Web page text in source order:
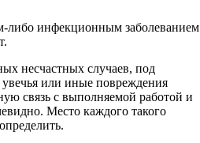
либо инфекционным заболеванием
несчастных случаев, под
или иные повреждения
связь с выполняемой работой и
Место каждого такого